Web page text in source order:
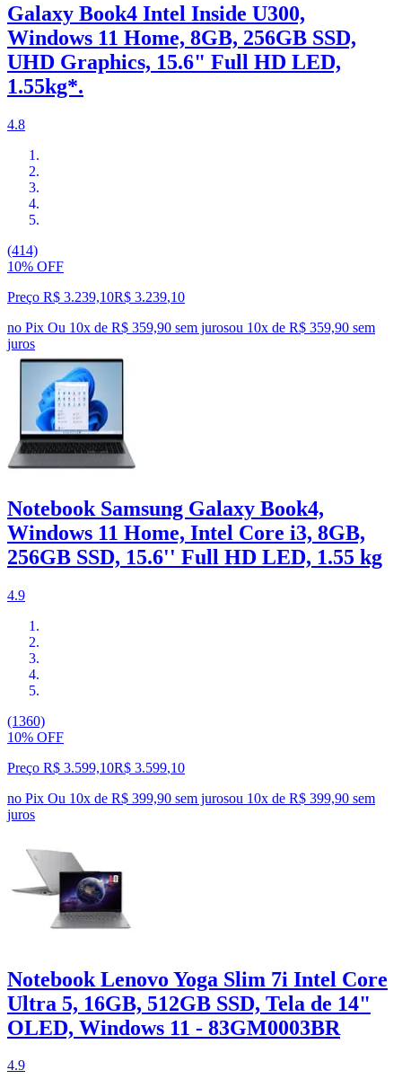
Galaxy Book4 Intel Inside U300,
Windows 11 Home, 8GB, 256GB SSD,
UHD Graphics, 15.6" Full HD LED,
1.55kg*.
4.8
(414)
10% OFF
Preço R$ 3.239,10R$ 3.239,10
no Pix Ou 10x de R$ 359,90 sem jurosou 10x de R$ 359,90 sem
juros
Notebook Samsung Galaxy Book4,
Windows 11 Home, Intel Core i3, 8GB,
256GB SSD, 15.6'' Full HD LED, 1.55 kg
4.9
(1360)
10% OFF
Preço R$ 3.599,10R$ 3.599,10
no Pix Ou 10x de R$ 399,90 sem jurosou 10x de R$ 399,90 sem
juros
Notebook Lenovo Yoga Slim 7i Intel Core
Ultra 5, 16GB, 512GB SSD, Tela de 14"
OLED, Windows 11 - 83GM0003BR
4.9